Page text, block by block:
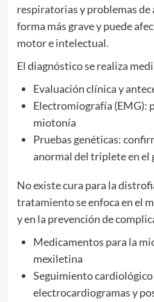
respiratorias y problemas de
forma más grave y puede
motor e intelectual.
El diagnóstico se realiza
Evaluación clínica y
Electromiografía (EMG):
miotonía
Pruebas genéticas:
anormal del triplete en el
No existe cura para la
tratamiento se enfoca en el
y en la prevención de
Medicamentos para la
mexiletina
Seguimiento
electrocardiogramas y